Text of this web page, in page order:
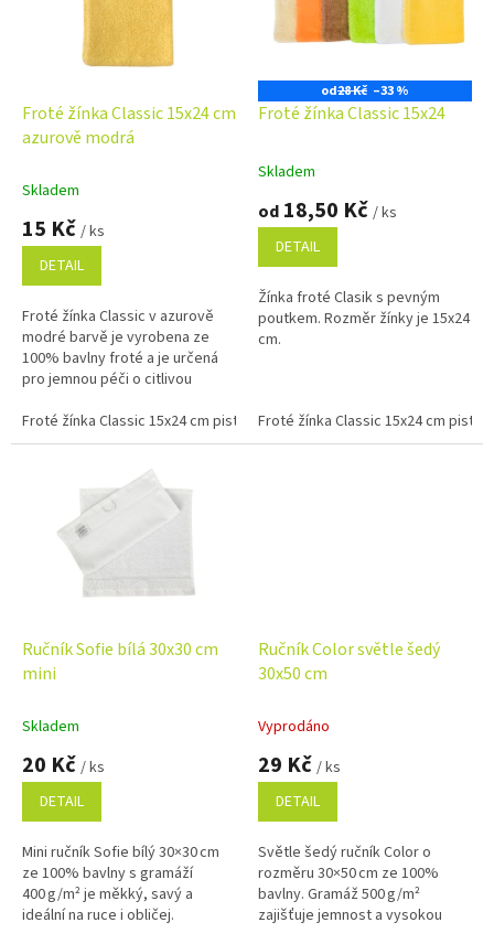
Froté žínka Classic 15x24 cm
azurově modrá
Skladem
15 Kč / ks
DETAIL
Froté žínka Classic v azurově
modré barvě je vyrobena ze
100% bavlny froté a je určená
pro jemnou péči o citlivou
materiál je ideální pro...
Froté žínka Classic 15x24 cm pistáciová Froté žínka Classic 15x24
od28 Kč –33 %
Froté žínka Classic 15x24
Průměrné
produktu
5,0
5
hvězdiček.
Skladem
od 18,50 Kč / ks
DETAIL
Žínka froté Clasik s pevným
poutkem. Rozměr žínky je 15x24
cm.
Froté žínka Classic 15x24 cm
Ručník Sofie bílá 30x30 cm
mini
Skladem
20 Kč / ks
DETAIL
Mini ručník Sofie bílý 30×30 cm
ze 100% bavlny s gramáží
400 g/m² je měkký, savý a
ideální na ruce i obličej.
Ručník Color světle šedý
30x50 cm
Vyprodáno
29 Kč / ks
DETAIL
Světle šedý ručník Color o
rozměru 30×50 cm ze 100%
bavlny. Gramáž 500 g/m²
zajišťuje jemnost a vysokou